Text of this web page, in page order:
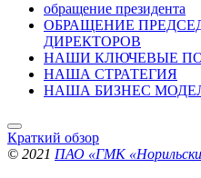
обращение президента
ОБРАЩЕНИЕ
ДИРЕКТОРОВ
НАШИ КЛЮЧЕВЫЕ
НАША СТРАТЕГИЯ
НАША БИЗНЕС
Краткий обзор
© 2021 ПАО «ГМК